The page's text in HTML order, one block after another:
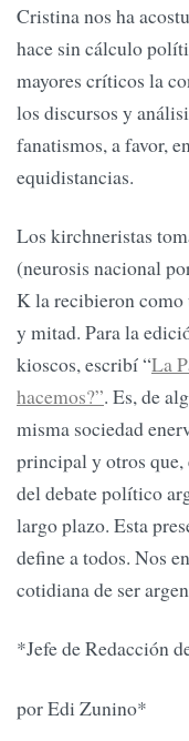
Cristina nos ha
hace sin cálculo
mayores críticos la
los discursos y
fanatismos, a favor,
equidistancias.
Los kirchneristas
(neurosis nacional
K la recibieron
y mitad. Para la
kioscos, escribí “La
hacemos?”. Es, de
misma sociedad
principal y otros
del debate político
largo plazo. Esta
define a todos. Nos
cotidiana de ser
*Jefe de Redacción
por Edi Zunino*